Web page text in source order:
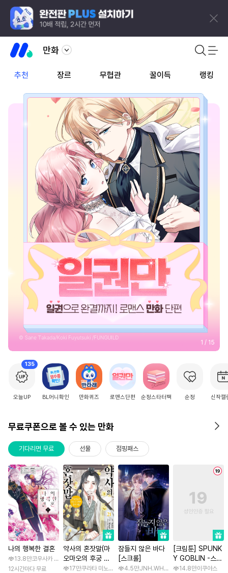
만화
추천 장르 무협관 꿀이득 랭킹
2 / 15
135
오늘UP BL머니확인 만화퀴즈 로맨스단편 순정스타터팩 순정 신작캘
무료쿠폰으로 볼 수 있는 만화
기다리면 무료 선물 점핑패스
나의 행복한 결혼
13.8만코우사카 리토 / 아기토기 아쿠미
12시간마다 무료
약사의 혼잣말(마
오마오의 후궁 수
수께끼 풀이수첩)
17만쿠라타 미노지 / 휴우가 나츠
잠들지 않은 바다
[스크롤]
4.5만JNH.WH Studio / Lasso
[크림툰] SPUNK
Y GOBLIN -스펑
키 고블린- [스크
14.8만이쿠야스